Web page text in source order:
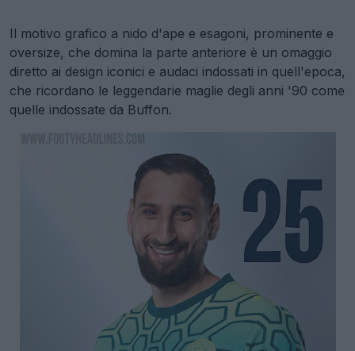
Il motivo grafico a nido d'ape e esagoni, prominente e
oversize, che domina la parte anteriore è un omaggio
diretto ai design iconici e audaci indossati in quell'epoca,
che ricordano le leggendarie maglie degli anni '90 come
quelle indossate da Buffon.